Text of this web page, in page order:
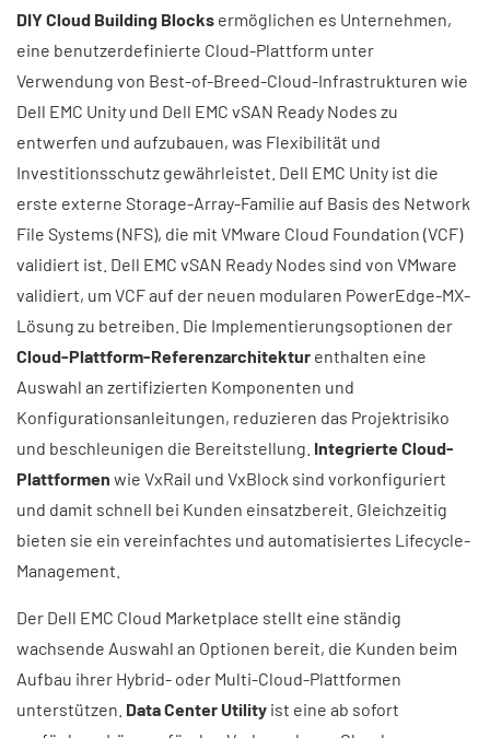
DIY Cloud Building Blocks ermöglichen es Unternehmen,
eine benutzerdefinierte Cloud-Plattform unter
Verwendung von Best-of-Breed-Cloud-Infrastrukturen wie
Dell EMC Unity und Dell EMC vSAN Ready Nodes zu
entwerfen und aufzubauen, was Flexibilität und
Investitionsschutz gewährleistet. Dell EMC Unity ist die
erste externe Storage-Array-Familie auf Basis des Network
File Systems (NFS), die mit VMware Cloud Foundation (VCF)
validiert ist. Dell EMC vSAN Ready Nodes sind von VMware
validiert, um VCF auf der neuen modularen PowerEdge-MX-
Lösung zu betreiben. Die Implementierungsoptionen der
Cloud-Plattform-Referenzarchitektur enthalten eine
Auswahl an zertifizierten Komponenten und
Konfigurationsanleitungen, reduzieren das Projektrisiko
und beschleunigen die Bereitstellung. Integrierte Cloud-
Plattformen wie VxRail und VxBlock sind vorkonfiguriert
und damit schnell bei Kunden einsatzbereit. Gleichzeitig
bieten sie ein vereinfachtes und automatisiertes Lifecycle-
Management.
Der Dell EMC Cloud Marketplace stellt eine ständig
wachsende Auswahl an Optionen bereit, die Kunden beim
Aufbau ihrer Hybrid- oder Multi-Cloud-Plattformen
unterstützen. Data Center Utility ist eine ab sofort